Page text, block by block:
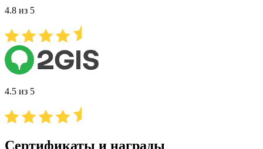
4.8 из 5
4.5 из 5
Сертификаты и награды